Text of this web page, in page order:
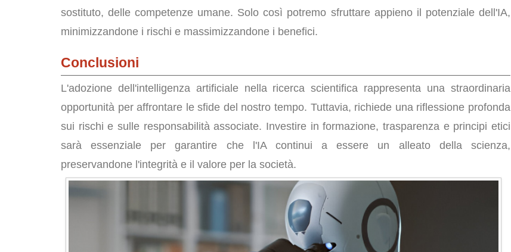
sostituto, delle competenze umane. Solo così potremo sfruttare appieno il potenziale dell'IA,
minimizzandone i rischi e massimizzandone i benefici.
Conclusioni
L'adozione dell'intelligenza artificiale nella ricerca scientifica rappresenta una straordinaria
opportunità per affrontare le sfide del nostro tempo. Tuttavia, richiede una riflessione profonda
sui rischi e sulle responsabilità associate. Investire in formazione, trasparenza e principi etici
sarà essenziale per garantire che l'IA continui a essere un alleato della scienza,
preservandone l'integrità e il valore per la società.